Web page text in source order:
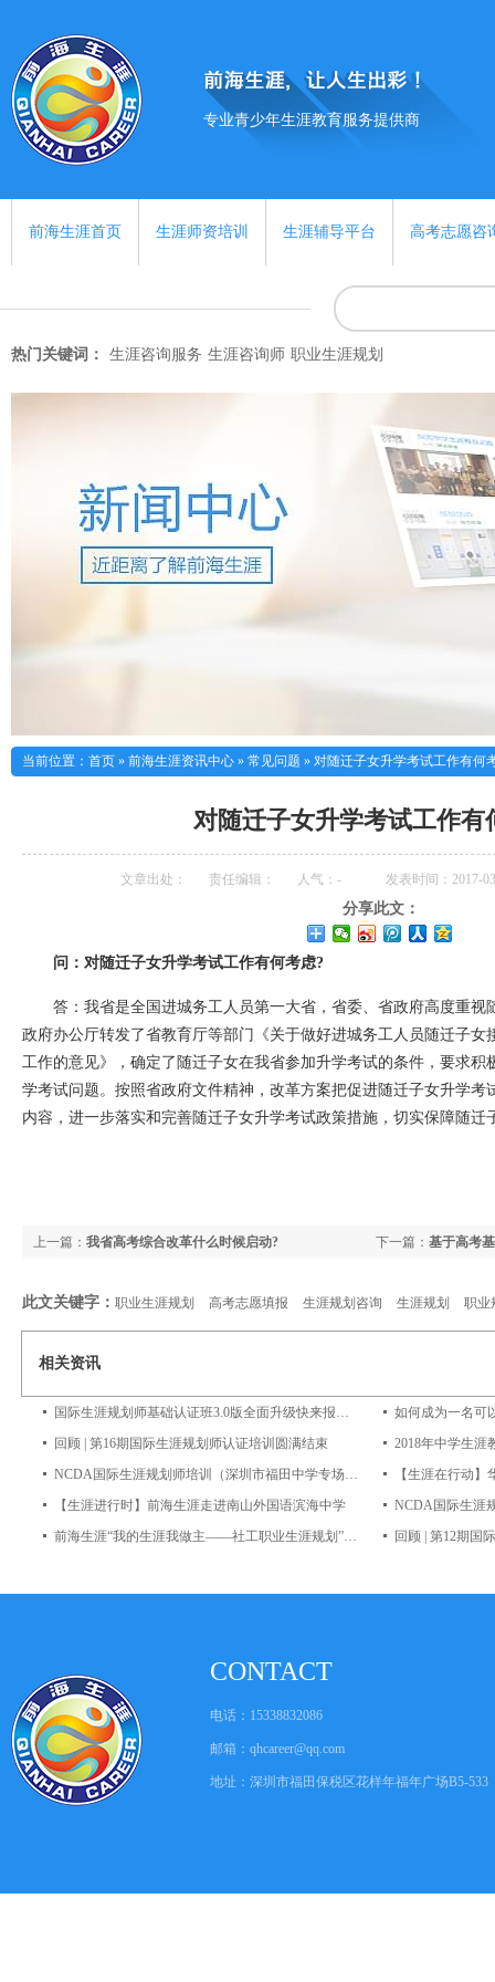
专业青少年生涯教育服务提供商
前海生涯首页 生涯师资培训 生涯辅导平台 高考志愿咨
热门关键词： 生涯咨询服务 生涯咨询师 职业生涯规划
当前位置： 首页 » 前海生涯资讯中心 » 常见问题 » 对随迁子女升学考试工作有何
对随迁子女升学考试工作有
文章出处： 责任编辑： 人气： - 发表时间：2017-
分享此文：
问：对随迁子女升学考试工作有何考虑?
答：我省是全国进城务工人员第一大省，省委、省政府高度重视
政府办公厅转发了省教育厅等部门《关于做好进城务工人员随迁子女
工作的意见》，确定了随迁子女在我省参加升学考试的条件，要求积
学考试问题。按照省政府文件精神，改革方案把促进随迁子女升学考
内容，进一步落实和完善随迁子女升学考试政策措施，切实保障随迁
下一篇： 基于高考
上一篇： 我省高考综合改革什么时候启动?
此文关键字： 职业生涯规划 高考志愿填报 生涯规划咨询 生涯规划 职业
相关资讯
国际生涯规划师基础认证班3.0版全面升级快来报名吧~
如何成为一名可
回顾 | 第16期国际生涯规划师认证培训圆满结束
NCDA国际生涯规划师培训（深圳市福田中学专场）圆满结束
【生涯在行动
【生涯进行时】前海生涯走进南山外国语滨海中学
前海生涯“我的生涯我做主——社工职业生涯规划”讲座 受邀深圳市社会建设大讲堂开讲
回顾 | 第12期国
CONTACT
电话：15338832086
邮箱： qhcareer@qq.com
地址：深圳市福田保税区花样年福年广场B5-533